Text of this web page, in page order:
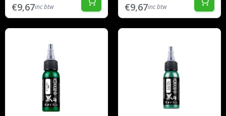
€9,67inc btw €9,67inc btw